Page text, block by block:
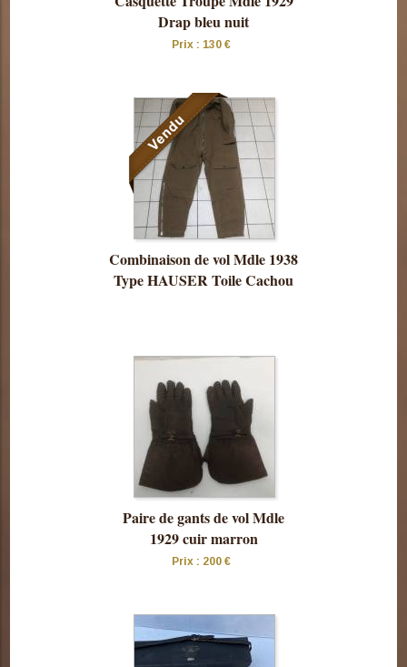
cette pièce
Drap bleu nuit
Prix : 130 €
cette pièce
Combinaison de vol Mdle 1938
Type HAUSER Toile Cachou
cette pièce
Paire de gants de vol Mdle
1929 cuir marron
Prix : 200 €